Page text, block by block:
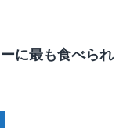
に最も食べられ